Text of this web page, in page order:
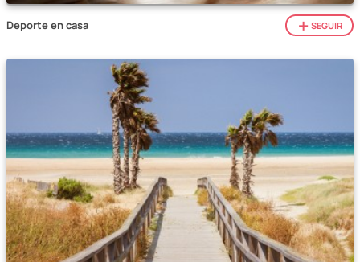
Deporte en casa SEGUIR